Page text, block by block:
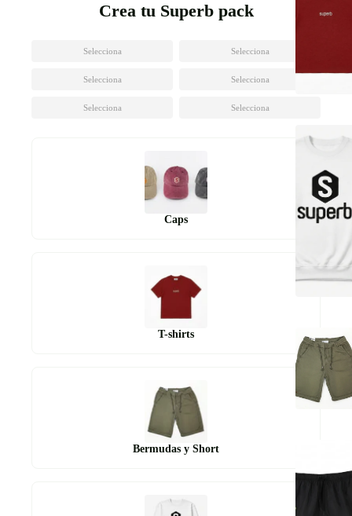
Crea tu Superb pack
Selecciona Selecciona
Selecciona Selecciona
Selecciona Selecciona
Caps
T-shirts
Bermudas y Short